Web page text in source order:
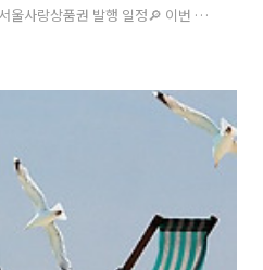
울사랑상품권 발행 일정🔎 이번 발
구 차원에서 서울사랑상품권 발
7% 할인된 금액에 구입할 수 있어
구입이 쉽지 않습니다. 이번 서울
치열한 경쟁을 고려해서인지 날짜
고 합니다. ✅ 시, 자치구 서울사
치구에서 발행하며 양일에 걸쳐 시